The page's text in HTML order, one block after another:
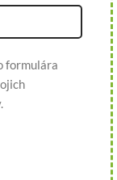
formulára